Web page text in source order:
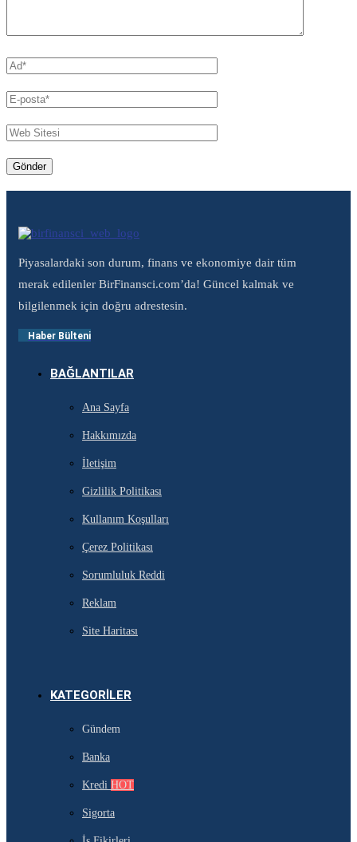
Piyasalardaki son durum, finans ve ekonomiye dair tüm
merak edilenler BirFinansci.com’da! Güncel kalmak ve
bilgilenmek için doğru adrestesin.
Haber Bülteni
BAĞLANTILAR
Ana Sayfa
Hakkımızda
İletişim
Gizlilik Politikası
Kullanım Koşulları
Çerez Politikası
Sorumluluk Reddi
Reklam
Site Haritası
KATEGORILER
Gündem
Banka
Kredi HOT
Sigorta